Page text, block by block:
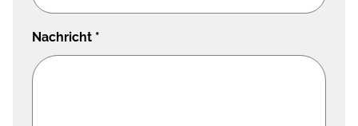
Nachricht *